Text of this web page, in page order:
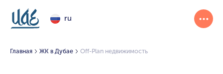
ru
Главная ЖК в Дубае Off-Plan недвижимость